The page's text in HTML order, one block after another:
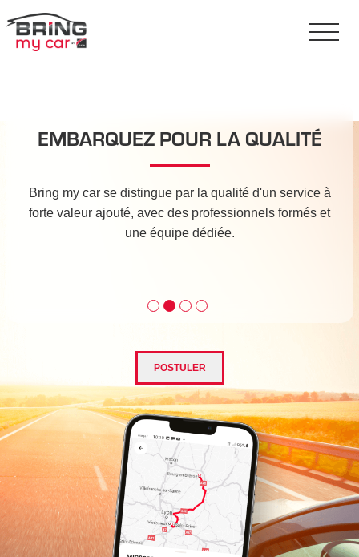
EMBARQUEZ POUR LA QUALITÉ
Bring my car se distingue par la qualité d'un service à
forte valeur ajouté, avec des professionnels formés et
une équipe dédiée.
POSTULER